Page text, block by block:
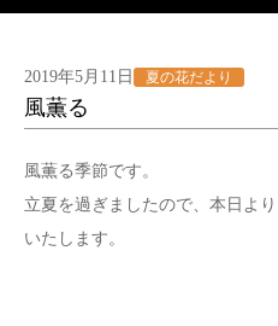
2019年5月11日 夏の花だより
風薫る
風薫る季節です。
立夏を過ぎましたので、本日よ
いたします。